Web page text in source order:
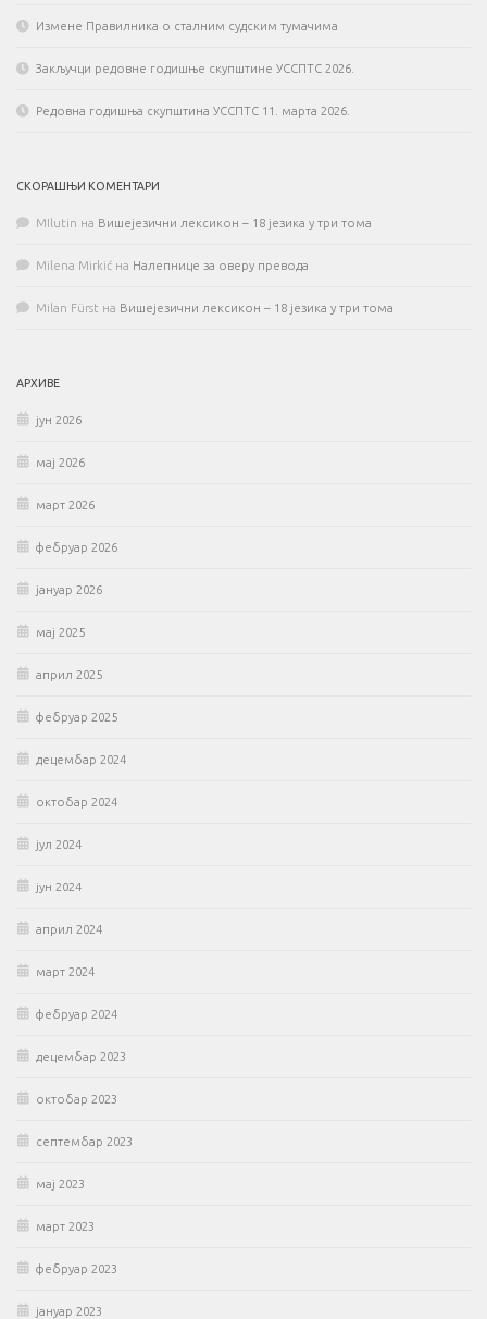
Измене Правилника о сталним судским тумачима
Закључци редовне годишње скупштине УССПТС 2026.
Редовна годишња скупштина УССПТС 11. марта 2026.
СКОРАШЊИ КОМЕНТАРИ
MIlutin на Вишејезични лексикон – 18 језика у три тома
Milena Mirkić на Налепнице за оверу превода
Milan Fürst на Вишејезични лексикон – 18 језика у три тома
АРХИВЕ
јун 2026
мај 2026
март 2026
фебруар 2026
јануар 2026
мај 2025
април 2025
фебруар 2025
децембар 2024
октобар 2024
јул 2024
јун 2024
април 2024
март 2024
фебруар 2024
децембар 2023
октобар 2023
септембар 2023
мај 2023
март 2023
фебруар 2023
јануар 2023